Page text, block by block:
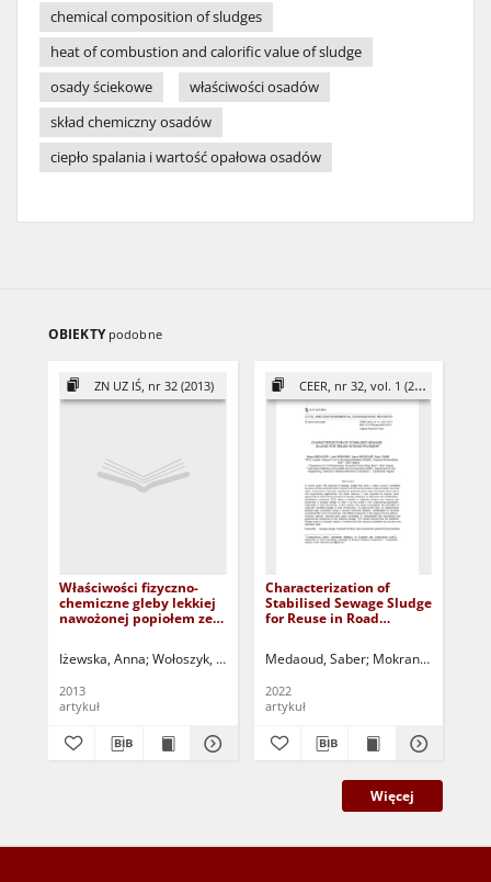
chemical composition of sludges
heat of combustion and calorific value of sludge
osady ściekowe
właściwości osadów
skład chemiczny osadów
ciepło spalania i wartość opałowa osadów
OBIEKTY podobne
ZN UZ IŚ, nr 32 (2013)
Właściwości fizyczno-
chemiczne gleby lekkiej
nawożonej popiołem ze
osadów ściekowych =
Physicochemical
light ash fertilized
burning of municipal
Iżewska, Anna Wołoszyk, Czesław Greinert, Andrzej - red.
2013
artykuł
CEER, nr 32, vol. 1 (2022)
Characterization of
Stabilised Sewage Sludge
for Reuse in Road
Medaoud, Saber Mokrani, Larbi
2022
artykuł
Więcej